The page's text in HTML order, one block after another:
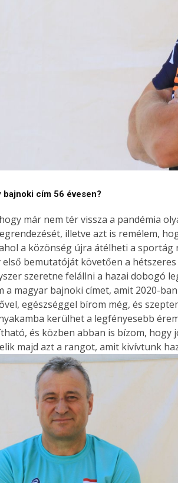
cím 56 évesen?
már nem tér vissza a pandémia
illetve azt is remélem,
a közönség újra átélheti a
első bemutatóját követően a
szeretne felállni a hazai dobogó
a magyar bajnoki címet, amit 2020-
egészséggel bírom még, és
kerülhet a legfényesebb
és közben abban is bízom, hogy
majd azt a rangot, amit kivívtunk